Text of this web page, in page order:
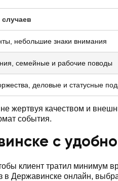
случаев
небольшие знаки внимания
семейные и рабочие поводы
деловые и статусные
жертвуя качеством и
события.
с
клиент тратил минимум
в Державинске онлайн,